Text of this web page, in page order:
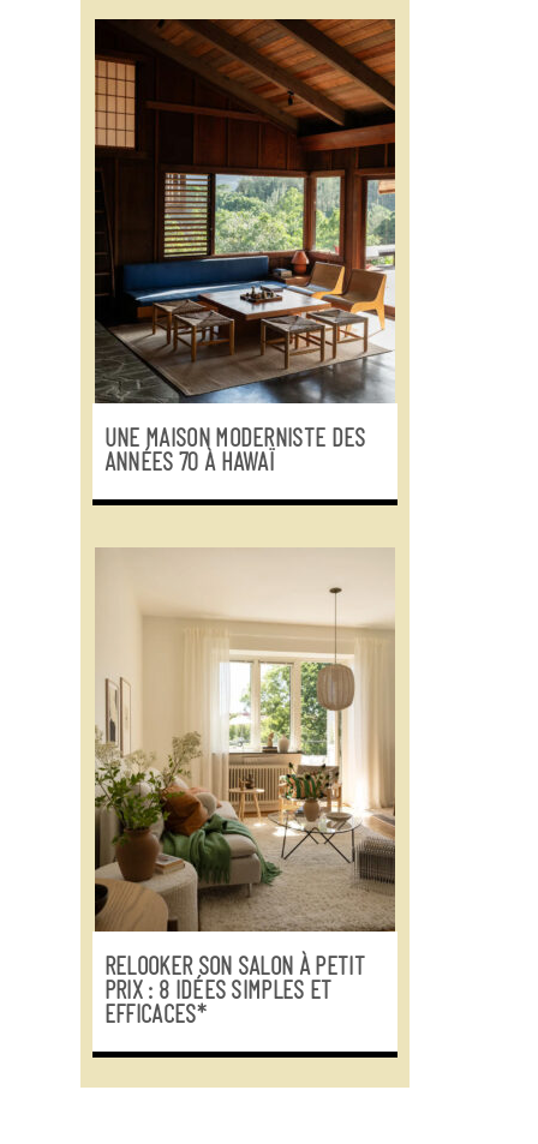
UNE MAISON MODERNISTE DES
ANNÉES 70 À HAWAÏ
RELOOKER SON SALON À PETIT
PRIX : 8 IDÉES SIMPLES ET
EFFICACES*